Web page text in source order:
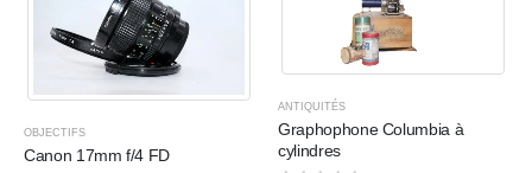
OBJECTIFS
Canon 17mm f/4 FD
ANTIQUITÉS
Graphophone Columbia à
cylindres